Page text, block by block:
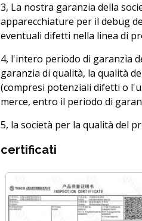
3, La nostra garanzia della
apparecchiature per il debug
eventuali difetti nella linea di
4, l'intero periodo di garanzia
garanzia di qualità, la qualità
(compresi potenziali difetti o
merce, entro il periodo di
5, la società per la qualità del
certificati